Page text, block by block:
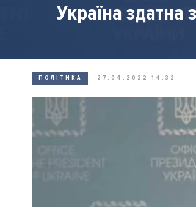
Україна здатна
ПОЛІТИКА 27.04.2022 14:32